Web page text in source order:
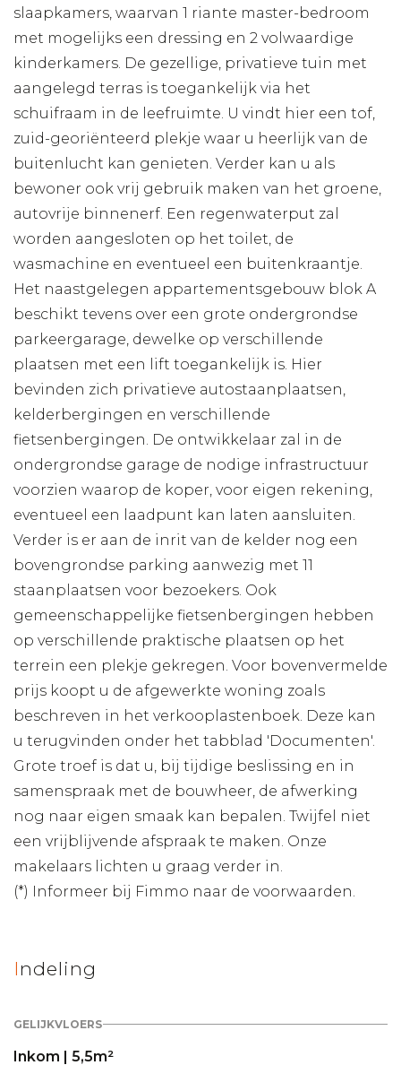
slaapkamers, waarvan 1 riante master-bedroom
met mogelijks een dressing en 2 volwaardige
kinderkamers. De gezellige, privatieve tuin met
aangelegd terras is toegankelijk via het
schuifraam in de leefruimte. U vindt hier een tof,
zuid-georiënteerd plekje waar u heerlijk van de
buitenlucht kan genieten. Verder kan u als
bewoner ook vrij gebruik maken van het groene,
autovrije binnenerf. Een regenwaterput zal
worden aangesloten op het toilet, de
wasmachine en eventueel een buitenkraantje.
Het naastgelegen appartementsgebouw blok A
beschikt tevens over een grote ondergrondse
parkeergarage, dewelke op verschillende
plaatsen met een lift toegankelijk is. Hier
bevinden zich privatieve autostaanplaatsen,
kelderbergingen en verschillende
fietsenbergingen. De ontwikkelaar zal in de
ondergrondse garage de nodige infrastructuur
voorzien waarop de koper, voor eigen rekening,
eventueel een laadpunt kan laten aansluiten.
Verder is er aan de inrit van de kelder nog een
bovengrondse parking aanwezig met 11
staanplaatsen voor bezoekers. Ook
gemeenschappelijke fietsenbergingen hebben
op verschillende praktische plaatsen op het
terrein een plekje gekregen. Voor bovenvermelde
prijs koopt u de afgewerkte woning zoals
beschreven in het verkooplastenboek. Deze kan
u terugvinden onder het tabblad 'Documenten'.
Grote troef is dat u, bij tijdige beslissing en in
samenspraak met de bouwheer, de afwerking
nog naar eigen smaak kan bepalen. Twijfel niet
een vrijblijvende afspraak te maken. Onze
makelaars lichten u graag verder in.
(*) Informeer bij Fimmo naar de voorwaarden.
Indeling
GELIJKVLOERS
Inkom | 5,5m²